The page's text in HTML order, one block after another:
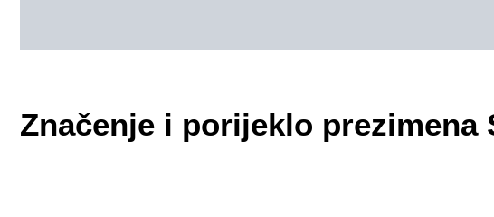
Značenje i porijeklo prezimena